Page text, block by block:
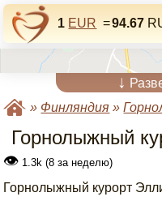
1 EUR =94.67
↓
» Финляндия »
Горнолыжный
👁 1.3k (8 за неделю)
Горнолыжный курорт